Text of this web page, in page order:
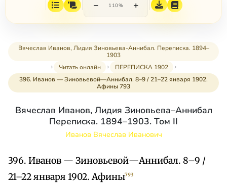
− 110% +
Вячеслав Иванов, Лидия Зиновьева-Аннибал. Переписка. 1894–
1903
Читать онлайн
ПЕРЕПИСКА 1902
396. Иванов — Зиновьевой—Аннибал. 8–9 / 21–22 января 1902.
Афины 793
Вячеслав Иванов, Лидия Зиновьева–Аннибал
Переписка. 1894–1903. Том II
Иванов Вячеслав Иванович
396. Иванов — Зиновьевой—Аннибал. 8–9 /
21–22 января 1902. Афины793